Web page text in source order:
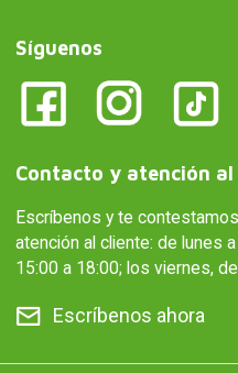
Síguenos
Contacto y atención
Escríbenos y te
atención al cliente: de lunes
15:00 a 18:00; los viernes,
Escríbenos ahora